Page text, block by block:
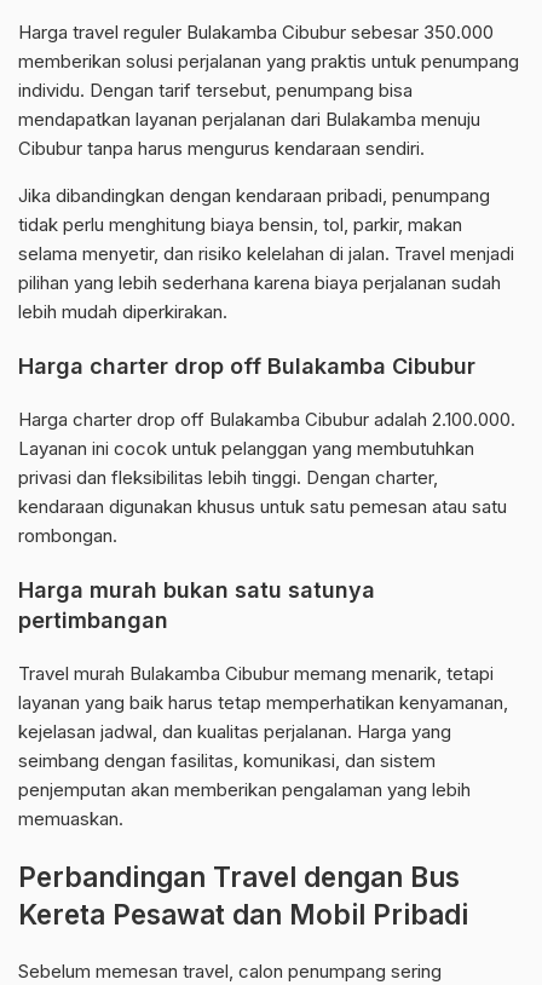
Harga travel reguler Bulakamba Cibubur sebesar 350.000
memberikan solusi perjalanan yang praktis untuk penumpang
individu. Dengan tarif tersebut, penumpang bisa
mendapatkan layanan perjalanan dari Bulakamba menuju
Cibubur tanpa harus mengurus kendaraan sendiri.
Jika dibandingkan dengan kendaraan pribadi, penumpang
tidak perlu menghitung biaya bensin, tol, parkir, makan
selama menyetir, dan risiko kelelahan di jalan. Travel menjadi
pilihan yang lebih sederhana karena biaya perjalanan sudah
lebih mudah diperkirakan.
Harga charter drop off Bulakamba Cibubur
Harga charter drop off Bulakamba Cibubur adalah 2.100.000.
Layanan ini cocok untuk pelanggan yang membutuhkan
privasi dan fleksibilitas lebih tinggi. Dengan charter,
kendaraan digunakan khusus untuk satu pemesan atau satu
rombongan.
Harga murah bukan satu satunya
pertimbangan
Travel murah Bulakamba Cibubur memang menarik, tetapi
layanan yang baik harus tetap memperhatikan kenyamanan,
kejelasan jadwal, dan kualitas perjalanan. Harga yang
seimbang dengan fasilitas, komunikasi, dan sistem
penjemputan akan memberikan pengalaman yang lebih
memuaskan.
Perbandingan Travel dengan Bus
Kereta Pesawat dan Mobil Pribadi
Sebelum memesan travel, calon penumpang sering